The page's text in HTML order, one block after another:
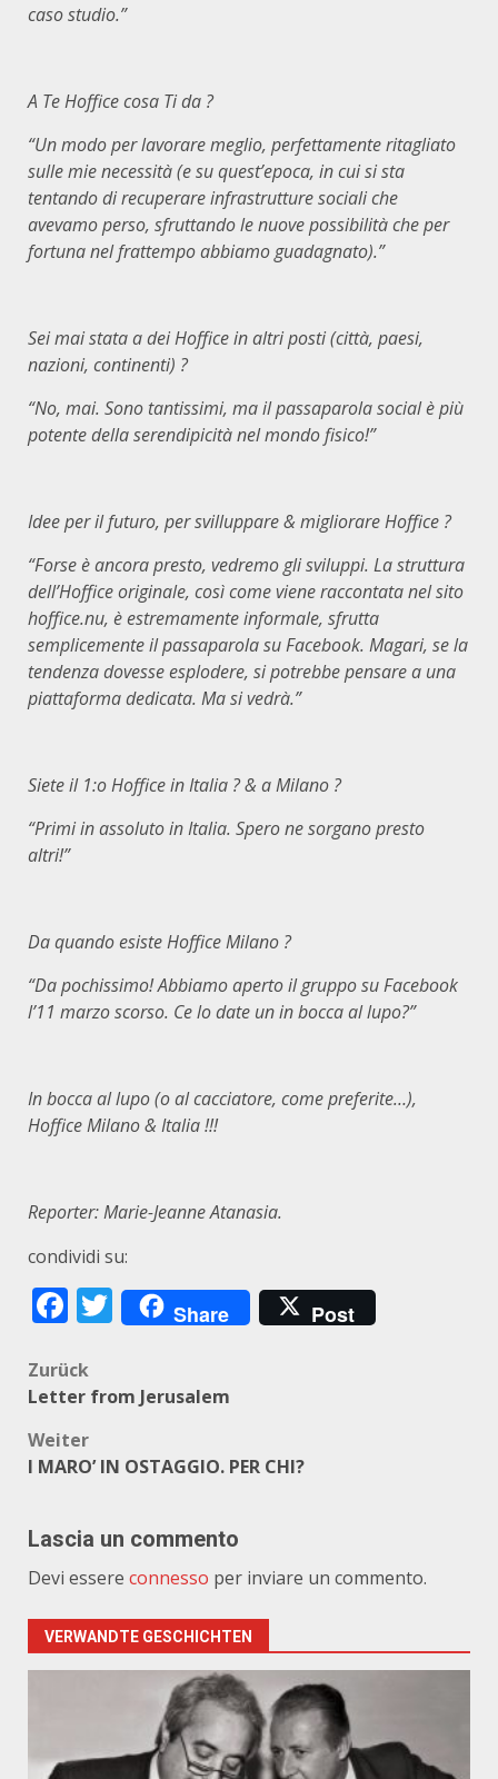
caso studio.”
A Te Hoffice cosa Ti da ?
“Un modo per lavorare meglio, perfettamente ritagliato
sulle mie necessità (e su quest’epoca, in cui si sta
tentando di recuperare infrastrutture sociali che
avevamo perso, sfruttando le nuove possibilità che per
fortuna nel frattempo abbiamo guadagnato).”
Sei mai stata a dei Hoffice in altri posti (città, paesi,
nazioni, continenti) ?
“No, mai. Sono tantissimi, ma il passaparola social è più
potente della serendipicità nel mondo fisico!”
Idee per il futuro, per svilluppare & migliorare Hoffice ?
“Forse è ancora presto, vedremo gli sviluppi. La struttura
dell’Hoffice originale, così come viene raccontata nel sito
hoffice.nu, è estremamente informale, sfrutta
semplicemente il passaparola su Facebook. Magari, se la
tendenza dovesse esplodere, si potrebbe pensare a una
piattaforma dedicata. Ma si vedrà.”
Siete il 1:o Hoffice in Italia ? & a Milano ?
“Primi in assoluto in Italia. Spero ne sorgano presto
altri!”
Da quando esiste Hoffice Milano ?
“Da pochissimo! Abbiamo aperto il gruppo su Facebook
l’11 marzo scorso. Ce lo date un in bocca al lupo?”
In bocca al lupo (o al cacciatore, come preferite…),
Hoffice Milano & Italia !!!
Reporter: Marie-Jeanne Atanasia.
condividi su:
Facebook
Twitter
Share Post
Beitragsnavigation
Zurück
Letter from Jerusalem
Weiter
I MARO’ IN OSTAGGIO. PER CHI?
Lascia un commento
Devi essere connesso per inviare un commento.
VERWANDTE GESCHICHTEN